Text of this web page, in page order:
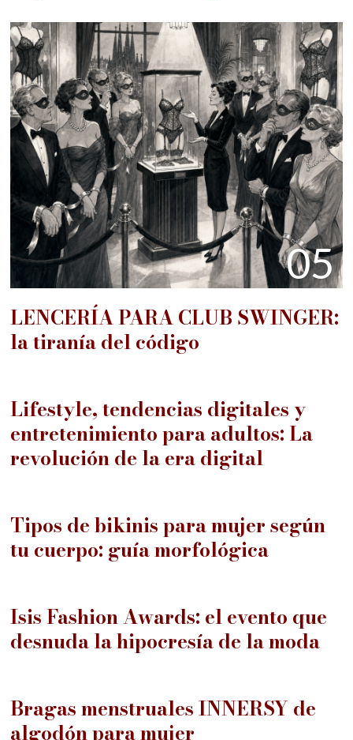
05
LENCERÍA PARA CLUB SWINGER:
la tiranía del código
Lifestyle, tendencias digitales y
entretenimiento para adultos: La
revolución de la era digital
Tipos de bikinis para mujer según
tu cuerpo: guía morfológica
Isis Fashion Awards: el evento que
desnuda la hipocresía de la moda
09
Bragas menstruales INNERSY de
algodón para mujer